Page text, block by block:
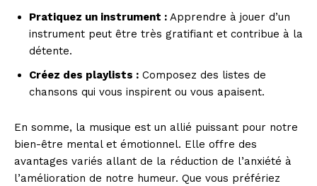
Pratiquez un instrument : Apprendre à jouer d’un
instrument peut être très gratifiant et contribue à la
détente.
Créez des playlists : Composez des listes de
chansons qui vous inspirent ou vous apaisent.
En somme, la musique est un allié puissant pour notre
bien-être mental et émotionnel. Elle offre des
avantages variés allant de la réduction de l’anxiété à
l’amélioration de notre humeur. Que vous préfériez